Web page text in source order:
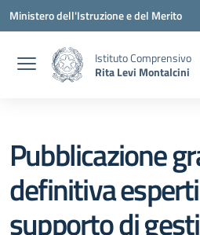
Vai ai contenuti
Vai al menu di navigazione
Vai al footer
Ministero dell'Istruzione e del Merito
Istituto Comprensivo
Rita Levi Montalcini
Pubblicazione
definitiva
supporto di